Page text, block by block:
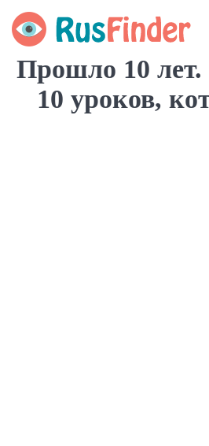
Прошло 10
10 уроков,